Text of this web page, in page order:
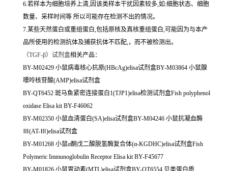
6.若样本为细胞培养上清,因该类样本干扰因素较多,如:细胞状态、细胞
数量、采样时间等 所以可能存在检测不出的情况。
7.某些天然蛋白或重组蛋白,包括原核及真核重组蛋白,可能因为与本产
品所使用的检测抗体及捕获抗体不匹配,，而不被检测出。
（TGF-β）试剂盒相关产品：
BY-M02429 小鼠病毒核心抗原(HBcAg)elisa试剂盒BY-M03864 小鼠腺
嘌呤核苷酸(AMP)elisa试剂盒
BY-QT6452 斑马鱼紧密连接蛋白1(TJP1)elisa检测试剂盒Fish polyphenol
oxidase Elisa kit BY-F46062
BY-M02350 小鼠血清蛋白(SA)elisa试剂盒BY-M04246 小鼠抗凝血酶
Ⅲ(AT-Ⅲ)elisa试剂盒
BY-M01268 小鼠α酮戊二酸脱氢酶复合体(α-KGDHC)elisa试剂盒Fish
Polymeric Immunoglobulin Receptor Elisa kit BY-F45677